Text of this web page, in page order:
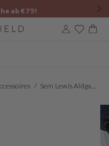
ab €75!
Sem Lewis Aldgate East Strap 24mm Silberfarbene/Goldfarbene SL620018